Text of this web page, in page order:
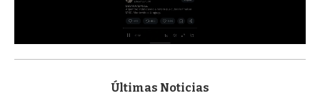
s
Últimas Noticias